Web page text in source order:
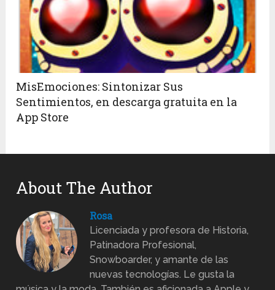
MisEmociones: Sintonizar Sus
Sentimientos, en descarga gratuita en la
App Store
About The Author
Rosa
Licenciada y profesora de Historia,
Patinadora Profesional,
Snowboarder, y amante de las
nuevas tecnologías. Le gusta la